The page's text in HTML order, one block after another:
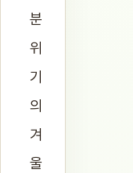
분
위
기
의
겨
울